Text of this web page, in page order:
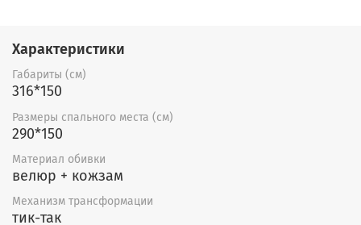
По Вашему желанию возможно
изменение габаритов, форм
подлокотников а также выбор
любой расцветки. А также возможно
установить независимый
пружинный блок(+7000р) с
Характеристики
Габариты (см)
316*150
Размеры спального места (см)
290*150
Материал обивки
велюр + кожзам
Механизм трансформации
тик-так